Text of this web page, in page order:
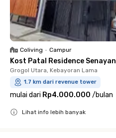
Coliving • Campur
Kost Patal Residence Senayan
Grogol Utara, Kebayoran Lama
1.7 km dari revenue tower
mulai dari Rp4.000.000 /bulan
Lihat info lebih banyak